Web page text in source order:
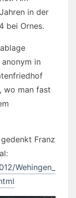
in der
bei Ornes.
in
wo man fast
Franz
Wehingen_